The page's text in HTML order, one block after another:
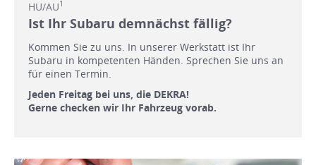
HU/AU1
Ist Ihr Subaru demnächst fällig?
Kommen Sie zu uns. In unserer Werkstatt ist Ihr
Subaru in kompetenten Händen. Sprechen Sie uns an
für einen Termin.
Jeden Freitag bei uns, die DEKRA!
Gerne checken wir Ihr Fahrzeug vorab.